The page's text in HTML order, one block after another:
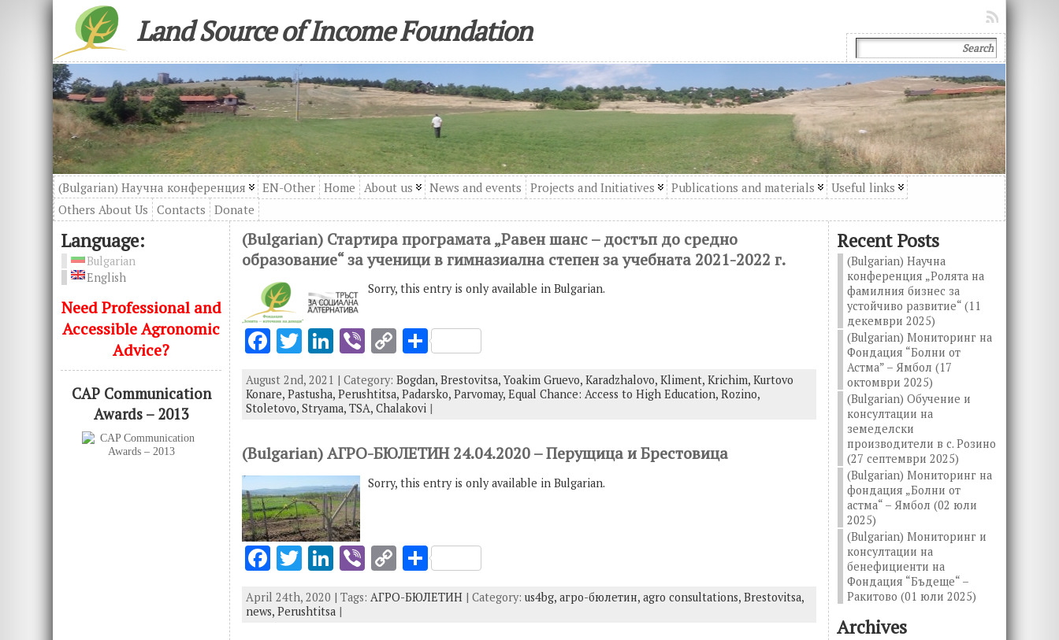
Land Source of Income Foundation
(Bulgarian) Научна конференция EN-Other Home About us News and events Projects and Initiatives Publications and materials
Useful links
Others About Us
Contacts Donatе
Language:
Bulgarian
English
Need Professional and
Accessible Agronomic
Advice?
CAP Communication
Awards – 2013
(Bulgarian) Стартира програмата „Равен шанс – достъп до средно
образование“ за ученици в гимназиална степен за учебната 2021-2022 г.
Sorry, this entry is only available in Bulgarian.
F
e
b
o
o
k
T
w
it
te
r
Li
k
e
dI
n
Vi
er
C
p
y
Li
n
k
S
ar
e
August 2nd, 2021 | Category:Bogdan,Brestovitsa,Yoakim Gruevo,Karadzhalovo,Kliment,Krichim,Kurtovo
Konare,Pastusha,Perushtitsa,Padarsko,Parvomay,Equal Chance: Access to High Education,Rozino,
Stoletovo,Stryama,TSA,Chalakovi |
(Bulgarian) АГРО-БЮЛЕТИН 24.04.2020 – Перущица и Брестовица
Sorry, this entry is only available in Bulgarian.
F
ac
e
T
it
Li
k
Vi
er
C
p
S
ar
April 24th, 2020 | Tags: АГРО-БЮЛЕТИН | Category:us4bg,агро-бюлетин,agro consultations,Brestovitsa,
news,Perushtitsa |
Recent Posts
(Bulgarian) Научна
конференция „Ролята на
фамилния бизнес за
устойчиво развитие“ (11
декември 2025)
(Bulgarian) Мониторинг на
Фондация “Болни от
Астма” – Ямбол (17
октомври 2025)
(Bulgarian) Обучение и
консултации на
земеделски
производители в с. Розино
(27 септември 2025)
(Bulgarian) Мониторинг на
фондация „Болни от
астма“ – Ямбол (02 юли
2025)
(Bulgarian) Мониторинг и
консултации на
бенефициенти на
Фондация “Бъдеще“ –
Ракитово (01 юли 2025)
Archives